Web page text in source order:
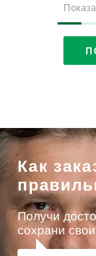
Как
Получи
сохрани